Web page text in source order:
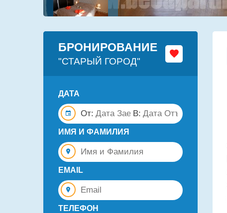
БРОНИРОВАНИЕ
"СТАРЫЙ ГОРОД"
ДАТА
От: В:
ИМЯ И ФАМИЛИЯ
EMAIL
ТЕЛЕФОН